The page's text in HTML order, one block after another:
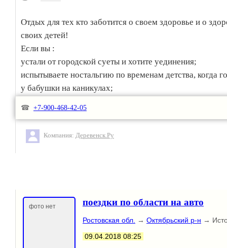
Отдых для тех кто заботится о своем здоровье и о
своих детей!
Если вы :
устали от городской суеты и хотите уединения;
испытываете ностальгию по временам детства, когда
у бабушки на каникулах;
луговыми, полевыми ландшафтами;
у вас маленькие дети, которых нужно оздоровить на
воздухе и натуральных продуктах;
Проживание на ферме Дарьи Морозовой в уютном,
экологически чистом гостевом доме со всеми
Экскурсии по святым местам Наровчатского района,
☎ +7-900-468-42-05
Компания: Деревенск.Ру
фото нет поездки по области на авто
Ростовская обл. → Октябрьский р-н →
09.04.2018 08:25